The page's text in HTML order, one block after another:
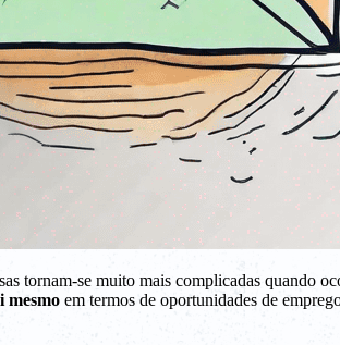
tornam-se muito mais complicadas quando
mesmo em termos de oportunidades de